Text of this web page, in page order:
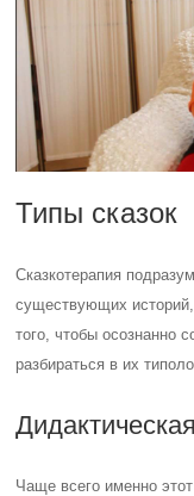
Типы сказок
Сказкотерапия
существующих историй,
того, чтобы осознанно
разбираться в их
Чаще всего именно